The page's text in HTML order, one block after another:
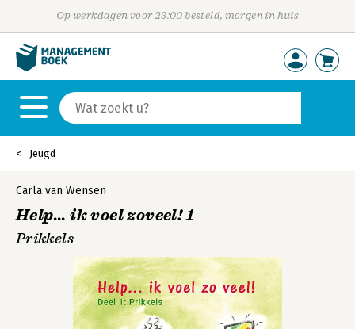
Op werkdagen voor 23:00 besteld, morgen in huis
Jeugd
Carla van Wensen
Help... ik voel zoveel! 1
Prikkels